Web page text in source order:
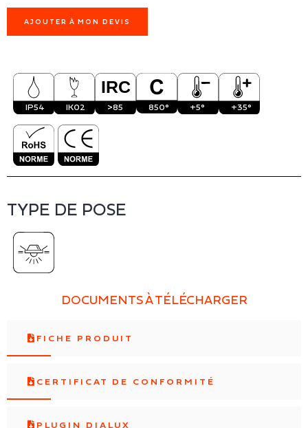
AJOUTER À MON DEVIS
IP54 IK02 >85 850° +5° +35°
TYPE DE POSE
DOCUMENTS À TÉLÉCHARGER
FICHE PRODUIT
CERTIFICAT DE CONFORMITÉ
PLUGIN DIALUX